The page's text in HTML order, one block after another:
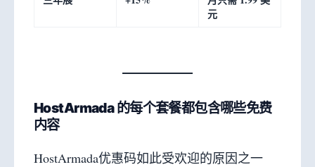
元
HostArmada 的每个套餐都包含哪些免费
内容
HostArmada优惠码如此受欢迎的原因之一